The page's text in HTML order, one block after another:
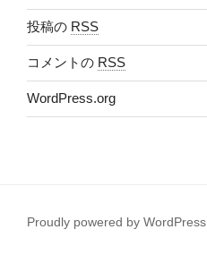
投稿の RSS
コメントの RSS
WordPress.org
Proudly powered by WordPress